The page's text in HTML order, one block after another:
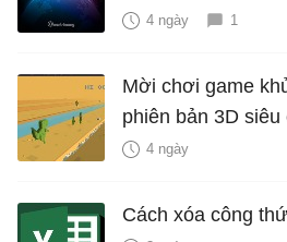
4 ngày 1
Mời chơi game
phiên bản 3D
4 ngày
Cách xóa công